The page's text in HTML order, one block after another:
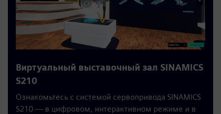
Виртуальный выставочный зал SINAMICS
S210
Ознакомьтесь с системой сервопривода SINAMICS
S210 — в цифровом, интерактивном режиме и в